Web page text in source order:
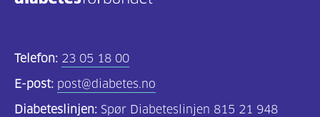
Telefon: 23 05 18 00
E-post: post@diabetes.no
Diabeteslinjen: Spør Diabeteslinjen 815 21 948